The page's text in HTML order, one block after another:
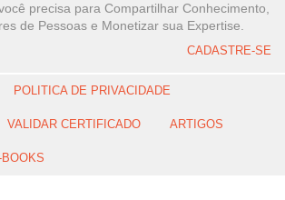
precisa para Compartilhar Conhecimento,
de Pessoas e Monetizar sua Expertise.
CADASTRE-SE
POLITICA DE PRIVACIDADE
VALIDAR CERTIFICADO ARTIGOS
BOOKS